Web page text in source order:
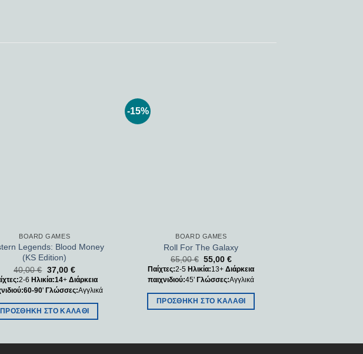
BOARD GAMES
Legends: Blood Money
(KS Edition)
40,00€ 37,00 €
2-6 Ηλικία:14+Διάρκεια
90' Γλώσσες:Αγγλικά
ΠΡΟΣΘΉΚΗ ΣΤΟ ΚΑΛΆΘΙ
-15%
BOARD GAMES
Roll For The Galaxy
65,00€ 55,00€
Παίχτες:2-5 Ηλικία:13+Διάρκεια
παιχνιδιού:45' Γλώσσες:Αγγλικά
ΠΡΟΣΘΉΚΗ ΣΤΟ ΚΑΛΆΘΙ